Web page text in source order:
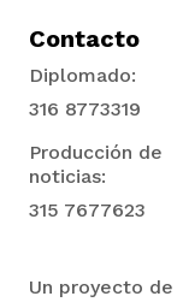
Contacto
Diplomado:
316 8773319
Producción de
noticias:
315 7677623
Un proyecto de